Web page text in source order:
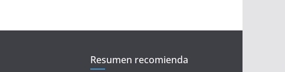
Resumen recomienda